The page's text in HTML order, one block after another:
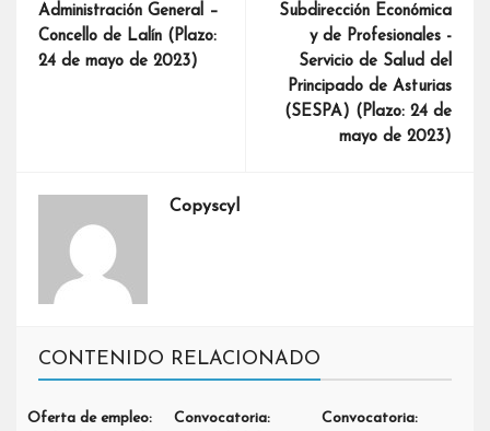
Administración General –
Concello de Lalín (Plazo:
24 de mayo de 2023)
Subdirección Económica
y de Profesionales -
Servicio de Salud del
Principado de Asturias
(SESPA) (Plazo: 24 de
mayo de 2023)
Copyscyl
CONTENIDO RELACIONADO
Oferta de empleo:
Convocatoria:
Convocatoria: